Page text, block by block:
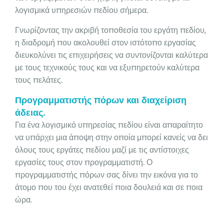
λογισμικά υπηρεσιών πεδίου σήμερα.
Γνωρίζοντας την ακριβή τοποθεσία του εργάτη πεδίου,
η διαδρομή που ακολουθεί στον ιστότοπο εργασίας
διευκολύνει τις επιχειρήσεις να συντονίζονται καλύτερα
με τους τεχνικούς τους και να εξυπηρετούν καλύτερα
τους πελάτες.
Προγραμματιστής πόρων και διαχείριση
άδειας.
Για ένα λογισμικό υπηρεσίας πεδίου είναι απαραίτητο
να υπάρχει μια άποψη στην οποία μπορεί κανείς να δει
όλους τους εργάτες πεδίου μαζί με τις αντίστοιχες
εργασίες τους στον προγραμματιστή. Ο
προγραμματιστής πόρων σας δίνει την εικόνα για το
άτομο που του έχει ανατεθεί ποια δουλειά και σε ποια
ώρα.